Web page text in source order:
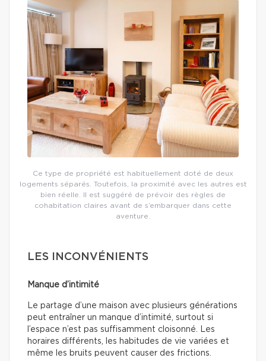
Ce type de propriété est habituellement doté de deux
logements séparés. Toutefois, la proximité avec les autres est
bien réelle. Il est suggéré de prévoir des règles de
cohabitation claires avant de s’embarquer dans cette
aventure.
LES INCONVÉNIENTS
Manque d’intimité
Le partage d’une maison avec plusieurs générations
peut entraîner un manque d’intimité, surtout si
l’espace n’est pas suffisamment cloisonné. Les
horaires différents, les habitudes de vie variées et
même les bruits peuvent causer des frictions.